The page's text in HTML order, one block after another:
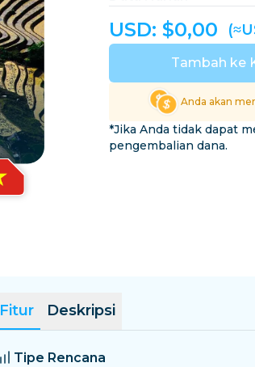
USD: $0,00
Tambah ke
Anda akan
*Jika Anda tidak dapat
pengembalian dana.
Fitur Deskripsi
Tipe Rencana